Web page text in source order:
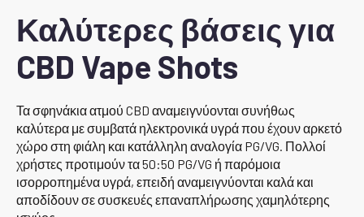
Καλύτερες βάσεις για
CBD Vape Shots
Τα σφηνάκια ατμού CBD αναμειγνύονται συνήθως
καλύτερα με συμβατά ηλεκτρονικά υγρά που έχουν αρκετό
χώρο στη φιάλη και κατάλληλη αναλογία PG/VG. Πολλοί
χρήστες προτιμούν τα 50:50 PG/VG ή παρόμοια
ισορροπημένα υγρά, επειδή αναμειγνύονται καλά και
αποδίδουν σε συσκευές επαναπλήρωσης χαμηλότερης